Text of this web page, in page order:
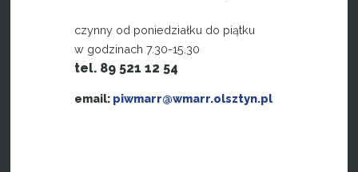
czynny od poniedziałku do piątku
w godzinach 7.30-15.30
tel. 89 521 12 54
email: piwmarr@wmarr.olsztyn.pl